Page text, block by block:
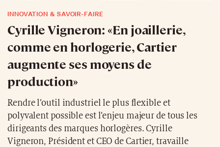
INNOVATION & SAVOIR-FAIRE
Cyrille Vigneron: «En joaillerie,
comme en horlogerie, Cartier
augmente ses moyens de
production»
Rendre l’outil industriel le plus flexible et
polyvalent possible est l’enjeu majeur de tous les
dirigeants des marques horlogères. Cyrille
Vigneron, Président et CEO de Cartier, travaille